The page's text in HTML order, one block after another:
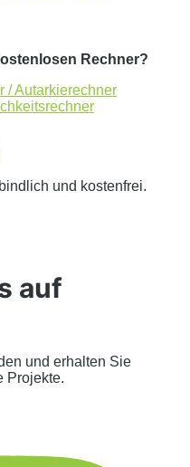
Rechner?
/ Autarkierechner
und kostenfrei.
auf
und erhalten Sie
Projekte.